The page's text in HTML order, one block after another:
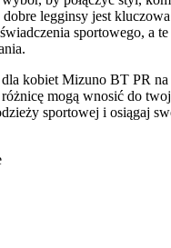
legginsy jest
sportowego, a te
kobiet Mizuno BT PR na
mogą wnosić do
sportowej i osiągaj